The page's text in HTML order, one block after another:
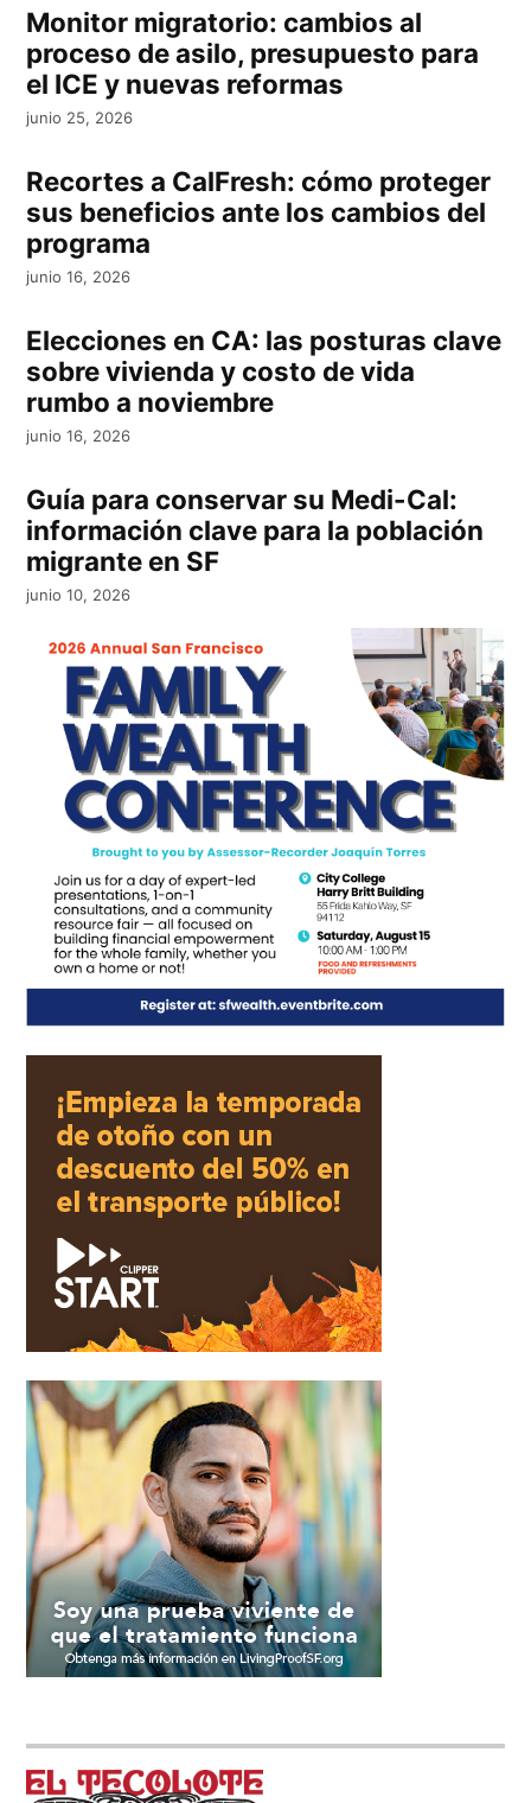
Monitor migratorio: cambios al
proceso de asilo, presupuesto para
el ICE y nuevas reformas
junio 25, 2026
Recortes a CalFresh: cómo proteger
sus beneficios ante los cambios del
programa
junio 16, 2026
Elecciones en CA: las posturas clave
sobre vivienda y costo de vida
rumbo a noviembre
junio 16, 2026
Guía para conservar su Medi-Cal:
información clave para la población
migrante en SF
junio 10, 2026